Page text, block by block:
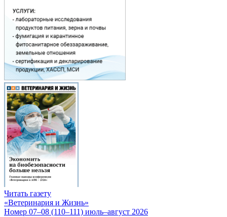
Читать газету
«Ветеринария и Жизнь»
Номер 07–08 (110–111) июль–август 2026